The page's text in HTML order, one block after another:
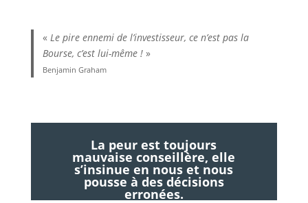
« Le pire ennemi de l’investisseur, ce n’est pas la
Bourse, c’est lui-même ! »
Benjamin Graham
La peur est toujours
mauvaise conseillère, elle
s’insinue en nous et nous
pousse à des décisions
erronées.